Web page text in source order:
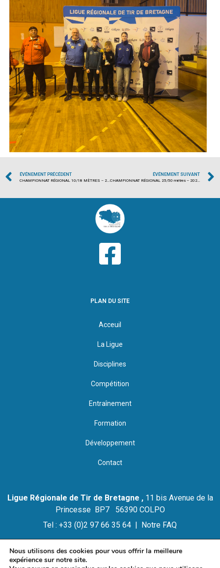
ÉVÉNEMENT PRÉCÉDENT ÉVÉNEMENT SUIVANT
CHAMPIONNAT RÉGIONAL 25/50 mètres – 2023/2024
PLAN DU SITE
Acceuil
La Ligue
Disciplines
Compétition
Entraînement
Formation
Développement
Contact
Ligue Régionale de Tir de Bretagne ,11 bis Avenue de la
Princesse BP7 56390 COLPO
Tel : +33 (0)2 97 66 35 64 |
Notre FAQ
© 2021 LIGUE REGIONALE DE TIR DE BRETAGNE
Nous utilisons des cookies pour vous offrir la meilleure
expérience sur notre site.